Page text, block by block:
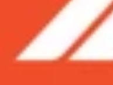
Cách sử dụng
không dây
Galaxy